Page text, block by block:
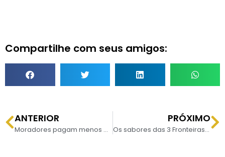
Compartilhe com seus amigos:
ANTERIOR
Moradores pagam menos para participar da #MeiadasCataratas
PRÓXIMO
Os sabores das 3 Fronteiras no Restaurante Cabeza de Vaca